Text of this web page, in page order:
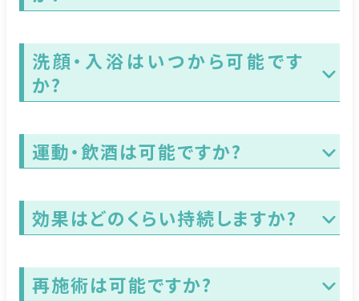
洗顔・入浴はいつから可能です
か?
運動・飲酒は可能ですか?
効果はどのくらい持続しますか?
再施術は可能ですか?